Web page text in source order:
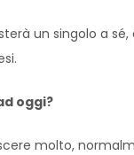
un singolo a
oggi?
molto,